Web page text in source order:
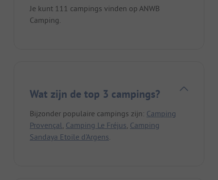
Je kunt 111 campings vinden op ANWB
Camping.
Wat zijn de top 3 campings?
Bijzonder populaire campings zijn: Camping
Provençal Camping Le Fréjus Camping
Sandaya Etoile d'Argens